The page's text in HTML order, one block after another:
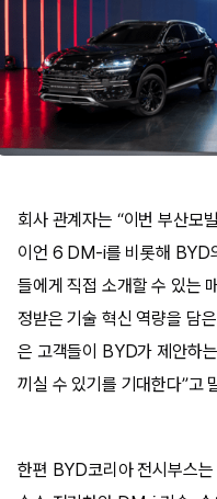
회사 관계자는 “이번 부산모
이언 6 DM-i를 비롯해 BYD
들에게 직접 소개할 수 있는
정받은 기술 혁신 역량을 담
은 고객들이 BYD가 제안하
끼실 수 있기를 기대한다”고
한편 BYD코리아 전시부스는